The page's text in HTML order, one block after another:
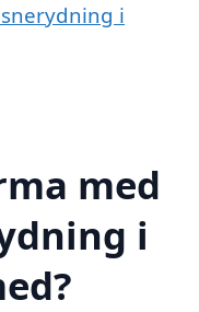
i
med
i